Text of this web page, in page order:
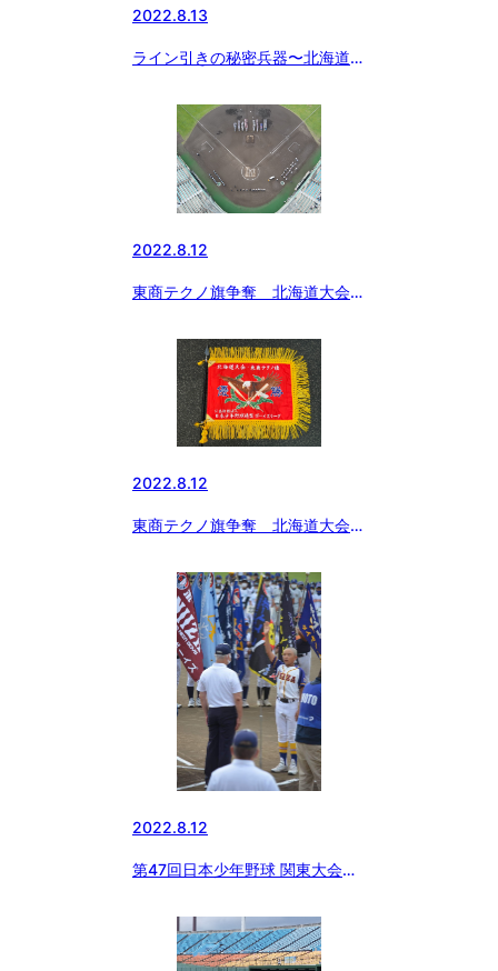
2022.8.13
ライン引きの秘密兵器〜北海道大
2022.8.12
東商テクノ旗争奪 北海道大会開
2022.8.12
東商テクノ旗争奪 北海道大会
2022.8.12
第47回日本少年野球 関東大会開